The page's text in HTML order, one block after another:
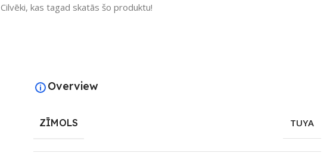
Cilvēki, kas tagad skatās šo produktu!
Overview
ZĪMOLS TUYA